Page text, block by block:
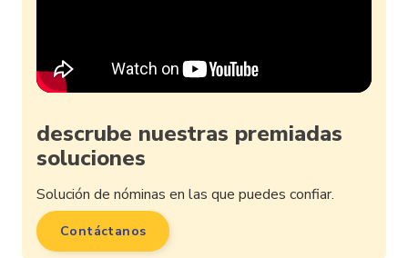
descrube nuestras premiadas
soluciones
Solución de nóminas en las que puedes confiar.
Contáctanos